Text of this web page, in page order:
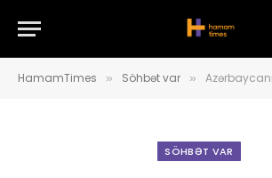
HamamTimes » Söhbət var » Azərbaycanın su
SÖHBƏT VAR